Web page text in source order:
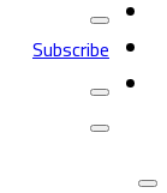
Subscribe